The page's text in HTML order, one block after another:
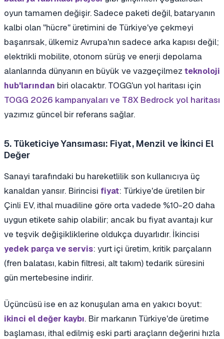
oyun tamamen değişir. Sadece paketi değil, bataryanın
kalbi olan "hücre" üretimini de Türkiye'ye çekmeyi
başarırsak, ülkemiz Avrupa'nın sadece arka kapısı değil;
elektrikli mobilite, otonom sürüş ve enerji depolama
alanlarında dünyanın en büyük ve vazgeçilmez teknoloji
hub'larından biri olacaktır. TOGG'un yol haritası için
TOGG 2026 kampanyaları ve T8X Bedrock yol haritası
yazımız güncel bir referans sağlar.
5. Tüketiciye Yansıması: Fiyat, Menzil ve İkinci El
Değer
Sanayi tarafındaki bu hareketlilik son kullanıcıya üç
kanaldan yansır. Birincisi fiyat: Türkiye'de üretilen bir
Çinli EV, ithal muadiline göre orta vadede %10-20 daha
uygun etikete sahip olabilir; ancak bu fiyat avantajı kur
ve teşvik değişikliklerine oldukça duyarlıdır. İkincisi
yedek parça ve servis: yurt içi üretim, kritik parçaların
(fren balatası, kabin filtresi, alt takım) tedarik süresini
gün mertebesine indirir.
Üçüncüsü ise en az konuşulan ama en yakıcı boyut:
ikinci el değer kaybı. Bir markanın Türkiye'de üretime
başlaması, ithal edilmiş eski parti araçların değerini hızla